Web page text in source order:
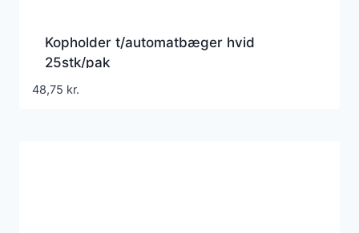
Kopholder t/automatbæger hvid
25stk/pak
48,75 kr.